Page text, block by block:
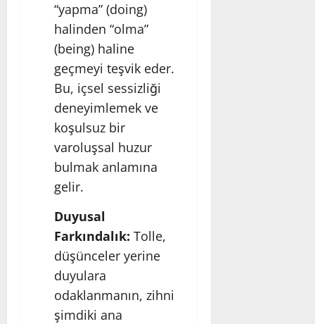
“yapma” (doing)
halinden “olma”
(being) haline
geçmeyi teşvik eder.
Bu, içsel sessizliği
deneyimlemek ve
koşulsuz bir
varoluşsal huzur
bulmak anlamına
gelir.
Duyusal
Farkındalık: Tolle,
düşünceler yerine
duyulara
odaklanmanın, zihni
şimdiki ana